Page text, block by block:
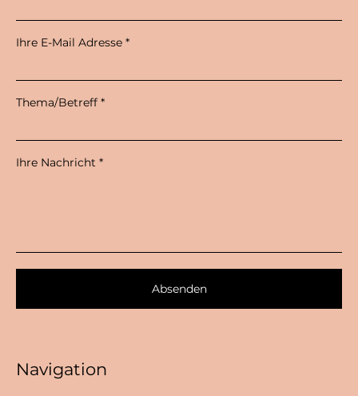
Ihre E-Mail Adresse
Thema/Betreff
Ihre Nachricht
Absenden
Navigation